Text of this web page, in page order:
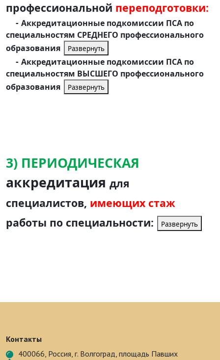
профессиональной переподготовки:
- Аккредитационные подкомиссии ПСА по
специальностям СРЕДНЕГО профессионального
образования
Развернуть
- Аккредитационные подкомиссии ПСА по
специальностям ВЫСШЕГО профессионального
образования
Развернуть
3) ПЕРИОДИЧЕСКАЯ
аккредитация для
специалистов, имеющих стаж
работы по специальности:
Развернуть
Контакты
400066, Россия, г. Волгоград, площадь Павших